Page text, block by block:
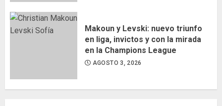
Makoun y Levski: nuevo triunfo
en liga, invictos y con la mirada
en la Champions League
AGOSTO 3, 2026